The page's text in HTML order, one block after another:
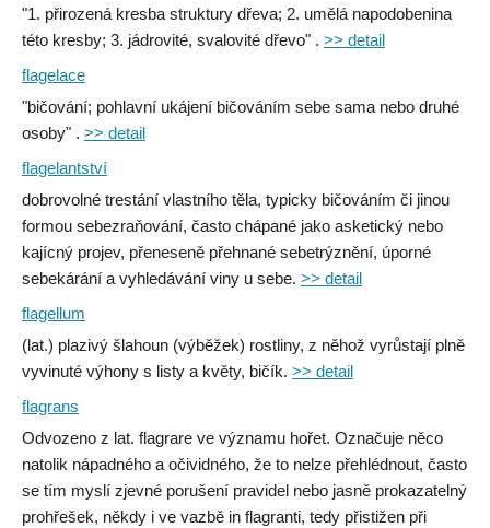
"1. přirozená kresba struktury dřeva; 2. umělá napodobenina
této kresby; 3. jádrovité, svalovité dřevo" . >> detail
flagelace
"bičování; pohlavní ukájení bičováním sebe sama nebo druhé
osoby" . >> detail
flagelantství
dobrovolné trestání vlastního těla, typicky bičováním či jinou
formou sebezraňování, často chápané jako asketický nebo
kajícný projev, přeneseně přehnané sebetrýznění, úporné
sebekárání a vyhledávání viny u sebe. >> detail
flagellum
(lat.) plazivý šlahoun (výběžek) rostliny, z něhož vyrůstají plně
vyvinuté výhony s listy a květy, bičík. >> detail
flagrans
Odvozeno z lat. flagrare ve významu hořet. Označuje něco
natolik nápadného a očividného, že to nelze přehlédnout, často
se tím myslí zjevné porušení pravidel nebo jasně prokazatelný
prohřešek, někdy i ve vazbě in flagranti, tedy přistižen při